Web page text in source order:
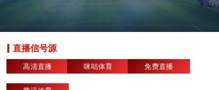
直播信号源
高清直播 咪咕体育 免费直播